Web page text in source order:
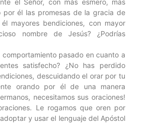
el Señor, con más esmero, más
por él las promesas de la gracia de
mayores bendiciones, con mayor
nombre de Jesús? ¿Podrías
pasado en cuanto a
satisfecho? ¿No has perdido
descuidando el orar por tu
orando por él de una manera
necesitamos sus oraciones!
Le rogamos que oren por
y usar el lenguaje del Apóstol